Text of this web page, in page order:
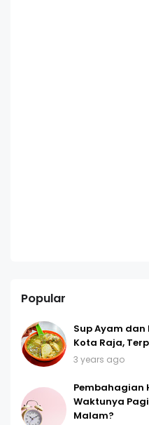
Popular
Sup Ayam
Kota Raja,
3 years ago
Pembahagian
Waktunya
Malam?